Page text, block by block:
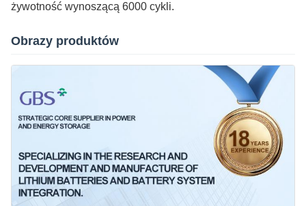
żywotność wynoszącą 6000 cykli.
Obrazy produktów